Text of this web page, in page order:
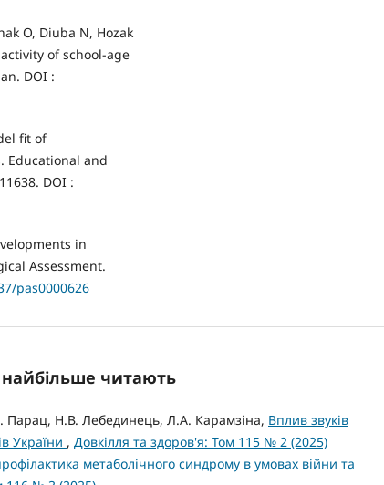
O, Diuba N, Hozak
of school-age
DOI :
fit of
Educational and
DOI :
in
Assessment.
pas0000626
найбільше читають
Парац, Н.В. Лебединець, Л.А. Карамзіна, Вплив звуків
України , Довкілля та здоров'я: Том 115 № 2 (2025)
метаболічного синдрому в умовах війни та